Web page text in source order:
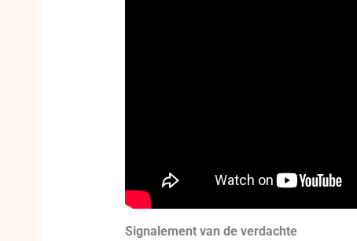
Signalement van de verdachte